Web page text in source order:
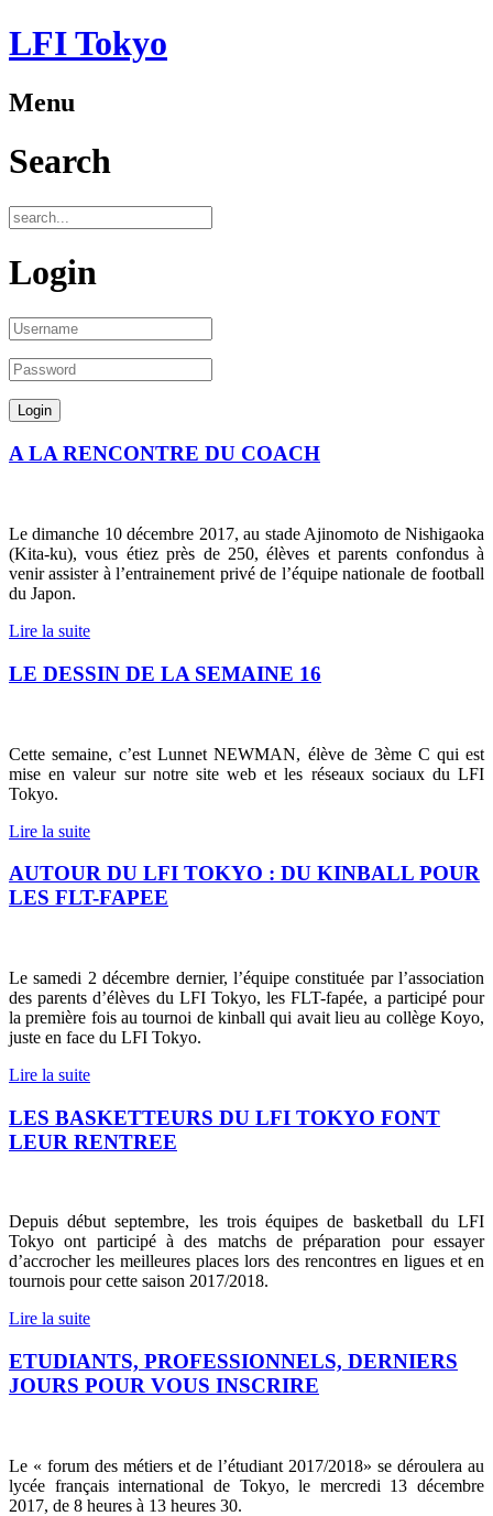
LFI Tokyo
Menu
Search
Login
A LA RENCONTRE DU COACH
Le dimanche 10 décembre 2017, au stade Ajinomoto de Nishigaoka
(Kita-ku), vous étiez près de 250, élèves et parents confondus à
venir assister à l’entrainement privé de l’équipe nationale de football
du Japon.
Lire la suite
LE DESSIN DE LA SEMAINE 16
Cette semaine, c’est Lunnet NEWMAN, élève de 3ème C qui est
mise en valeur sur notre site web et les réseaux sociaux du LFI
Tokyo.
Lire la suite
AUTOUR DU LFI TOKYO : DU KINBALL POUR
LES FLT-FAPEE
Le samedi 2 décembre dernier, l’équipe constituée par l’association
des parents d’élèves du LFI Tokyo, les FLT-fapée, a participé pour
la première fois au tournoi de kinball qui avait lieu au collège Koyo,
juste en face du LFI Tokyo.
Lire la suite
LES BASKETTEURS DU LFI TOKYO FONT
LEUR RENTREE
Depuis début septembre, les trois équipes de basketball du LFI
Tokyo ont participé à des matchs de préparation pour essayer
d’accrocher les meilleures places lors des rencontres en ligues et en
tournois pour cette saison 2017/2018.
Lire la suite
ETUDIANTS, PROFESSIONNELS, DERNIERS
JOURS POUR VOUS INSCRIRE
Le « forum des métiers et de l’étudiant 2017/2018» se déroulera au
lycée français international de Tokyo, le mercredi 13 décembre
2017, de 8 heures à 13 heures 30.